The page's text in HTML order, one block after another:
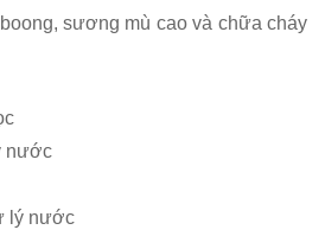
sương mù cao và chữa cháy
nước
lý nước